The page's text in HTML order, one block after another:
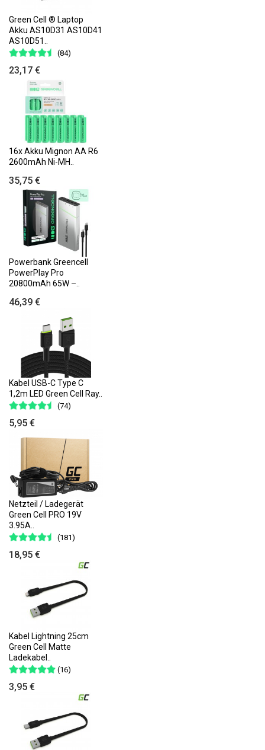
Green Cell ® Laptop
Akku AS10D31 AS10D41
AS10D51..
(84)
23,17 €
16x Akku Mignon AA R6
2600mAh Ni-MH..
35,75 €
Powerbank Greencell
PowerPlay Pro
20800mAh 65W –..
46,39 €
Kabel USB-C Type C
1,2m LED Green Cell Ray..
(74)
5,95 €
Netzteil / Ladegerät
Green Cell PRO 19V
3.95A..
(181)
18,95 €
Kabel Lightning 25cm
Green Cell Matte
Ladekabel..
(16)
3,95 €